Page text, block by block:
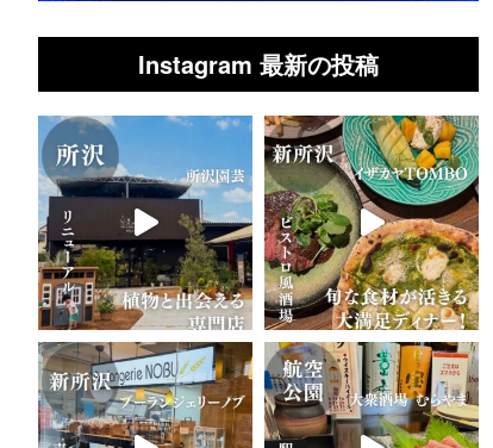
Instagram 最新の投稿